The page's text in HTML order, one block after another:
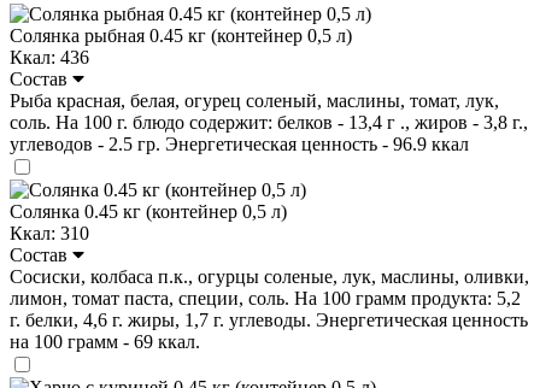
Солянка рыбная 0.45 кг (контейнер 0,5 л)
Ккал: 436
Состав
Рыба красная, белая, огурец соленый, маслины, томат, лук,
соль. На 100 г. блюдо содержит: белков - 13,4 г ., жиров - 3,8 г.,
углеводов - 2.5 гр. Энергетическая ценность - 96.9 ккал
Солянка 0.45 кг (контейнер 0,5 л)
Ккал: 310
Состав
Сосиски, колбаса п.к., огурцы соленые, лук, маслины, оливки,
лимон, томат паста, специи, соль. На 100 грамм продукта: 5,2
г. белки, 4,6 г. жиры, 1,7 г. углеводы. Энергетическая ценность
на 100 грамм - 69 ккал.